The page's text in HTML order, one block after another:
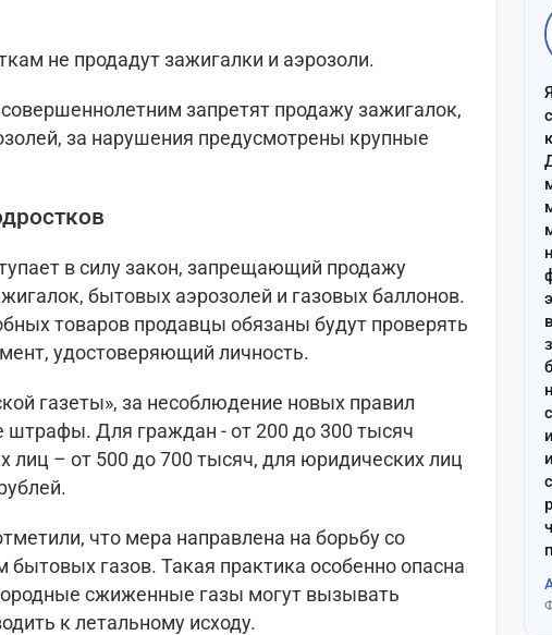
не продадут зажигалки и аэрозоли.
запретят продажу зажигалок,
за нарушения предусмотрены крупные
в силу закон, запрещающий продажу
бытовых аэрозолей и газовых баллонов.
товаров продавцы обязаны будут проверять
удостоверяющий личность.
газеты», за несоблюдение новых правил
Для граждан - от 200 до 300 тысяч
лиц – от 500 до 700 тысяч, для юридических лиц
что мера направлена на борьбу со
газов. Такая практика особенно опасна
сжиженные газы могут вызывать
к летальному исходу.